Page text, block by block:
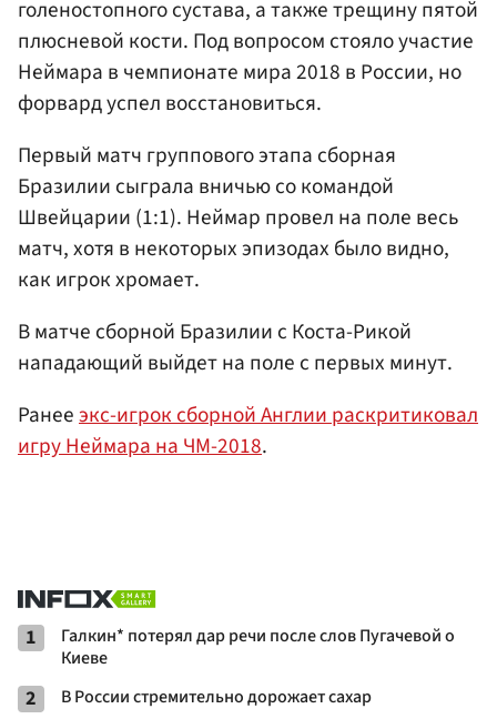
голеностопного сустава, а также трещину пятой
плюсневой кости. Под вопросом стояло участие
Неймара в чемпионате мира 2018 в России, но
форвард успел восстановиться.
Первый матч группового этапа сборная
Бразилии сыграла вничью со командой
Швейцарии (1:1). Неймар провел на поле весь
матч, хотя в некоторых эпизодах было видно,
как игрок хромает.
В матче сборной Бразилии с Коста-Рикой
нападающий выйдет на поле с первых минут.
Ранееэкс-игрок сборной Англии раскритиковал
игру Неймара на ЧМ-2018.
1
Галкин* потерял дар речи после слов Пугачевой о
Киеве
2 В России стремительно дорожает сахар